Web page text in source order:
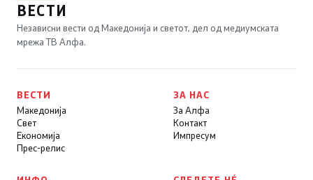
ВЕСТИ
Независни вести од Македонија и светот, дел од медиумската
мрежа ТВ Алфа.
ВЕСТИ
Македонија
Свет
Економија
Прес-релис
ЗА НАС
За Алфа
Контакт
Импресум